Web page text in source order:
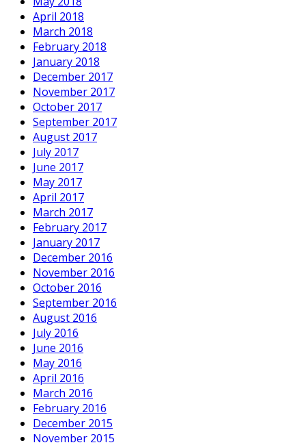
April 2018
March 2018
February 2018
January 2018
December 2017
November 2017
October 2017
September 2017
August 2017
July 2017
June 2017
May 2017
April 2017
March 2017
February 2017
January 2017
December 2016
November 2016
October 2016
September 2016
August 2016
July 2016
June 2016
May 2016
April 2016
March 2016
February 2016
December 2015
November 2015